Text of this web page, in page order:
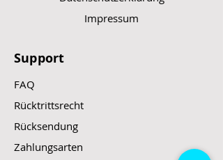
Impressum
Support
FAQ
Rücktrittsrecht
Rücksendung
Zahlungsarten